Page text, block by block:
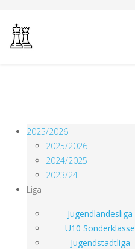
2025/2026
2025/2026
2024/2025
2023/24
Liga
Jugendlandesliga
U10 Sonderklasse
Jugendstadtliga